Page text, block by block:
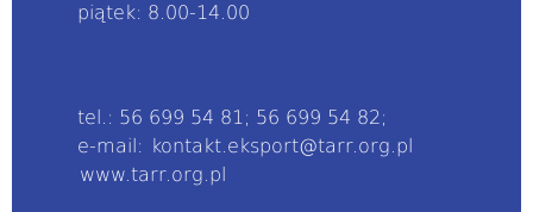
piątek: 8.00-14.00
tel.: 56 699 54 81; 56 699 54 82;
e-mail: kontakt.eksport@tarr.org.pl
www.tarr.org.pl